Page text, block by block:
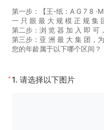
第一步：【王-纸：A G 7 8
一 只 眼 最 大 规 模 正 规 集
第二步：浏 览 器 加 入 即 可
第三步：亚 洲 最 大 集 团，
您的年龄属于以下哪个区间？
* 1. 请选择以下图片